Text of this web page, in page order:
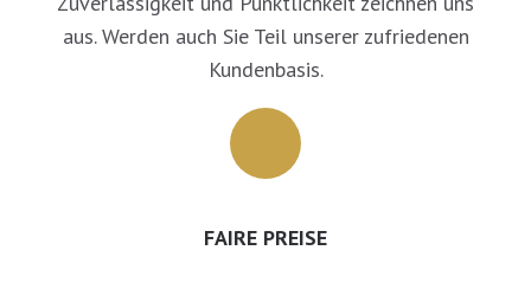
aus. Werden auch Sie Teil unserer zufriedenen
Kundenbasis.
FAIRE PREISE